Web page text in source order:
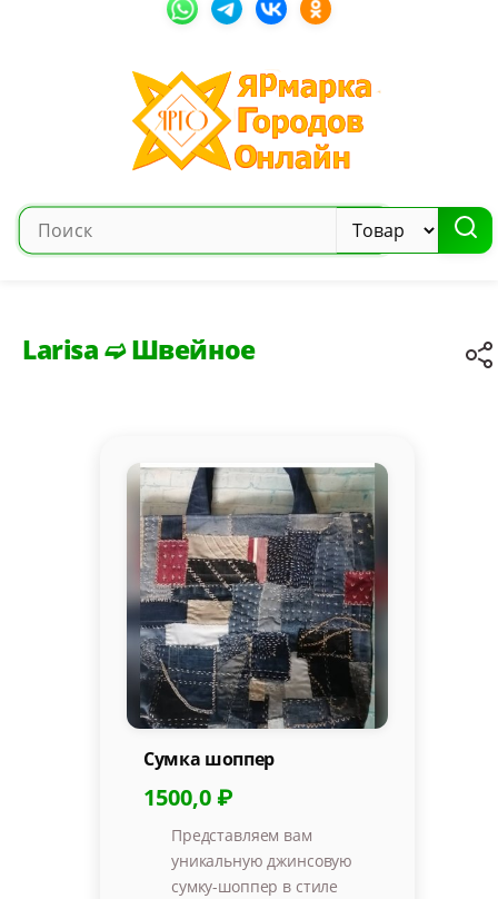
Larisa ➫ Швейное
Сумка шоппер
1500,0 ₽
Представляем вам
уникальную джинсовую
сумку-шоппер в стиле